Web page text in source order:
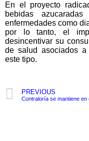
En el proyecto
bebidas
enfermedades como
por lo tanto, el
desincentivar su
de salud asociados
este tipo.
PREVIOUS